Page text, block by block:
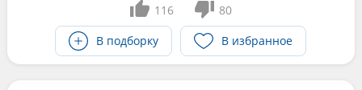
116
80
В подборку
В избранное